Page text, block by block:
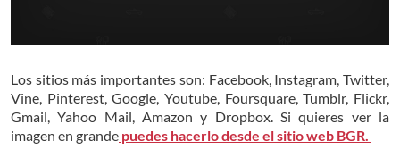
Los sitios más importantes son: Facebook, Instagram, Twitter,
Vine, Pinterest, Google, Youtube, Foursquare, Tumblr, Flickr,
Gmail, Yahoo Mail, Amazon y Dropbox. Si quieres ver la
imagen en grande puedes hacerlo desde el sitio web BGR.